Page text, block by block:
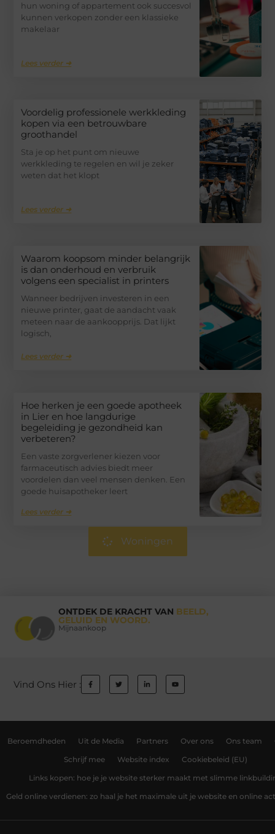
hun woning of appartement ook succesvol
kunnen verkopen zonder een klassieke
makelaar
Lees verder ➜
Voordelig professionele werkkleding
kopen via een betrouwbare
groothandel
Sta je op het punt om nieuwe
werkkleding te regelen en wil je zeker
weten dat het klopt
Lees verder ➜
Waarom koopsom minder belangrijk
is dan onderhoud en verbruik
volgens een specialist in printers
Wanneer bedrijven investeren in een
nieuwe printer, gaat de aandacht vaak
meteen naar de aankoopprijs. Dat lijkt
logisch,
Lees verder ➜
Hoe herken je een goede apotheek
in Lier en hoe langdurige
begeleiding je gezondheid kan
verbeteren?
Een vaste zorgverlener kiezen voor
farmaceutisch advies biedt meer
voordelen dan veel mensen denken. Een
goede huisapotheker leert
Lees verder ➜
Woningen
ONTDEK DE KRACHT VAN BEELD,
GELUID EN WOORD.
Mijnaankoop
Vind Ons Hier :
Beroemdheden Uit de Media Partners Over ons Ons team
Schrijf mee Website index Cookiebeleid (EU)
Links kopen: hoe je je website sterker maakt met slimme
Geld online verdienen: zo haal je het maximale uit je website en online